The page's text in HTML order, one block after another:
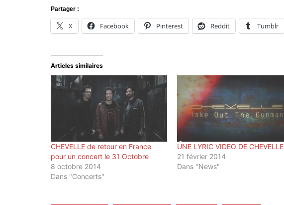
Partager :
X Facebook Pinterest Reddit Tumblr
Articles similaires
CHEVELLE de retour en France
pour un concert le 31 Octobre
8 octobre 2014
Dans "Concerts"
UNE LYRIC VIDEO DE CHEVELLE
21 février 2014
Dans "News"